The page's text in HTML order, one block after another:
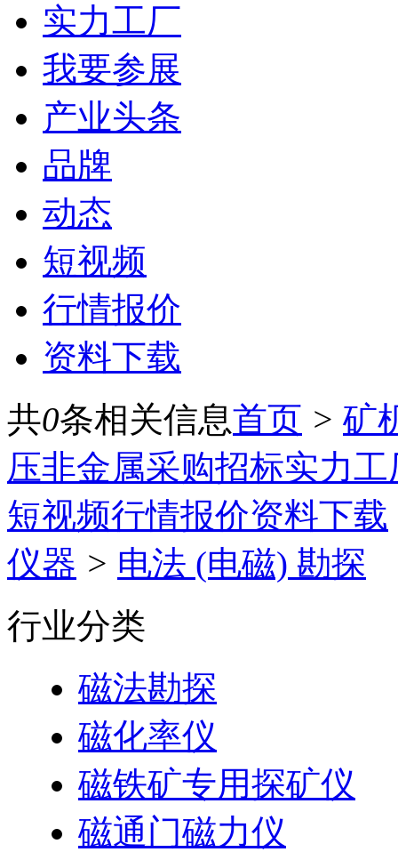
实力工厂
我要参展
产业头条
品牌
动态
短视频
行情报价
资料下载
共0条相关信息首页 > 矿
压非金属采购招标实力工
短视频行情报价资料下载
仪器 > 电法 (电磁) 勘探
行业分类
磁法勘探
磁化率仪
磁铁矿专用探矿仪
磁通门磁力仪